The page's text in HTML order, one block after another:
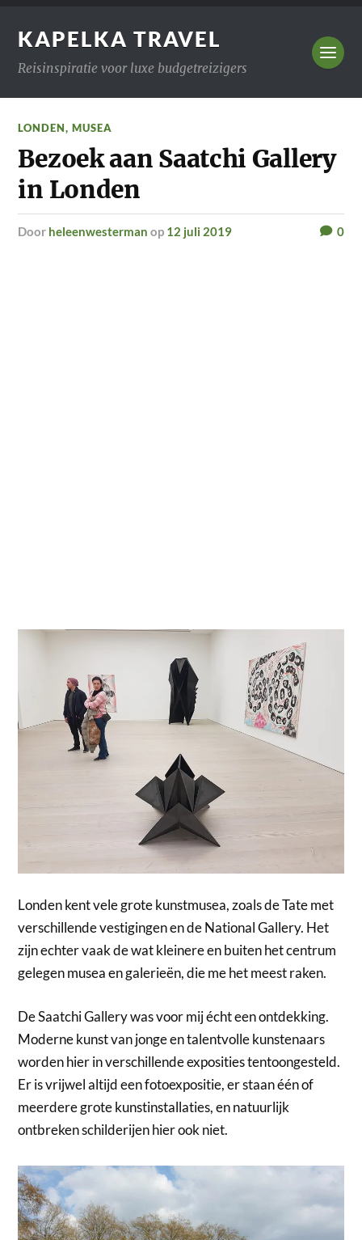
KAPELKA TRAVEL
Reisinspiratie voor luxe budgetreizigers
LONDEN,MUSEA
Bezoek aan Saatchi Gallery
in Londen
door heleenwesterman op 12 juli 2019 0
Londen kent vele grote kunstmusea, zoals de Tate met
verschillende vestigingen en de National Gallery. Het
zijn echter vaak de wat kleinere en buiten het centrum
gelegen musea en galerieën, die me het meest raken.
De Saatchi Gallery was voor mij écht een ontdekking.
Moderne kunst van jonge en talentvolle kunstenaars
worden hier in verschillende exposities tentoongesteld.
Er is vrijwel altijd een fotoexpositie, er staan één of
meerdere grote kunstinstallaties, en natuurlijk
ontbreken schilderijen hier ook niet.